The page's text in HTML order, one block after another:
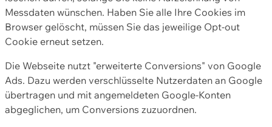
Messdaten wünschen. Haben Sie alle Ihre Cookies im
Browser gelöscht, müssen Sie das jeweilige Opt-out
Cookie erneut setzen.
Die Webseite nutzt "erweiterte Conversions" von Google
Ads. Dazu werden verschlüsselte Nutzerdaten an Google
übertragen und mit angemeldeten Google-Konten
abgeglichen, um Conversions zuzuordnen.